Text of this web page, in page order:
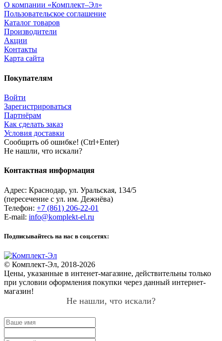
О компании «Комплект–Эл»
Пользовательское соглашение
Каталог товаров
Производители
Акции
Контакты
Карта сайта
Покупателям
Войти
Зарегистрироваться
Партнёрам
Как сделать заказ
Условия доставки
Сообщить об ошибке! (Ctrl+Enter)
Не нашли, что искали?
Контактная информация
Адрес: Краснодар, ул. Уральская, 134/5
(пересечение с ул. им. Дежнёва)
Телефон: +7 (861) 206-22-01
E-mail: info@komplekt-el.ru
Подписывайтесь на нас в соц.сетях:
© Комплект-Эл, 2018-2026
Цены, указанные в интенет-магазине, действительны только
при условии оформления покупки через данный интернет-
магазин!
Не нашли, что искали?